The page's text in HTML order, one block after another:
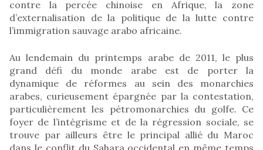
contre la percée chinoise en Afrique, la zone
d’externalisation de la politique de la lutte contre
l’immigration sauvage arabo africaine.
Au lendemain du printemps arabe de 2011, le plus
grand défi du monde arabe est de porter la
dynamique de réformes au sein des monarchies
arabes, curieusement épargnée par la contestation,
particulièrement les pétromonarchies du golfe. Ce
foyer de l’intégrisme et de la régression sociale, se
trouve par ailleurs être le principal allié du Maroc
dans le conflit du Sahara occidental en même temps